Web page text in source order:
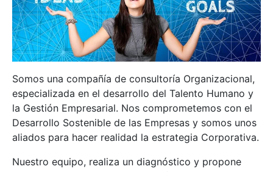
Somos una compañía de consultoría Organizacional,
especializada en el desarrollo del Talento Humano y
la Gestión Empresarial. Nos comprometemos con el
Desarrollo Sostenible de las Empresas y somos unos
aliados para hacer realidad la estrategia Corporativa.
Nuestro equipo, realiza un diagnóstico y propone